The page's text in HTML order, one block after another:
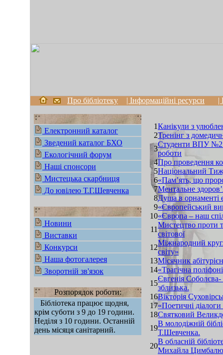
Про бібліотеку | Інформаційні ресурси |
Електронний каталог
Зведений каталог БХО
Екологічний форум
Наші спонсори
Мистецька скарбниця
До ювілею Т.Г.Шевченка
Новини
Виставки
Конкурси
Наша фотогалерея
Зворотній зв'язок
Розпорядок роботи:
Бібліотека працює щодня,
крім суботи з 9 до 19 години.
Неділя з 10 години. Останній
день місяця санітарний.
1Канікули з
2Тренінг з
3
Студенти ВПУ №25
роботи
4Про проведення
5Національний
6«Пам’ять, що
7Ментальне
8Душа в орнаменті
9«Європейський
10«Європа – наш
11
Мистецтво проти
світової
12
Міжнародний
світу»
13Місячник
14«Трагічна
15
Євгенія Соболєва-
зблизька.
16Вікторія
17«Поетичні
18Святковий
19
В молодіжній
Т.Шевченка.
20
В обласній
Михайла